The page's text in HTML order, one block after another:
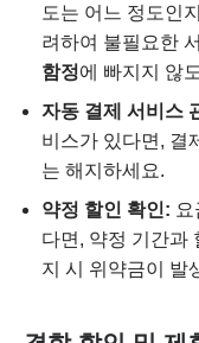
도는 어느 정도인
려하여 불필요한
함정에 빠지지 않
자동 결제 서비스
비스가 있다면, 결
는 해지하세요.
약정 할인 확인:
다면, 약정 기간과
지 시 위약금이 발